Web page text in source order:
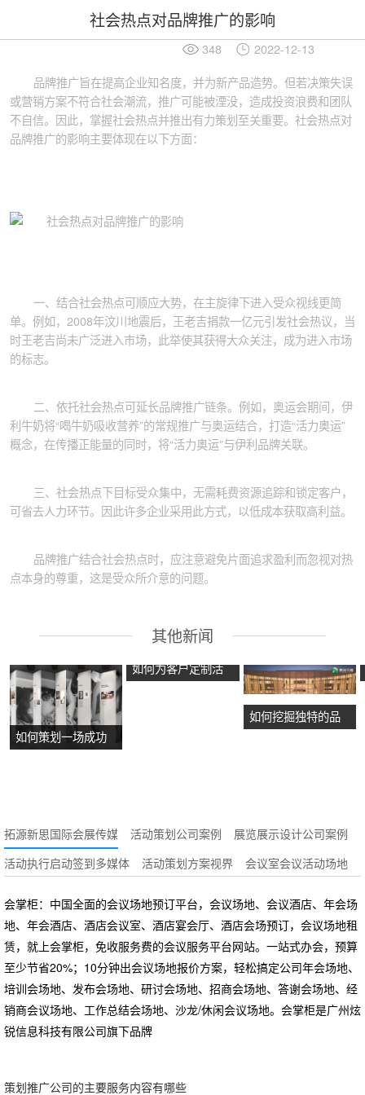
社会热点对品牌推广的影响
348 2022-12-13
品牌推广旨在提高企业知名度，并为新产品造势。但若决策失误
或营销方案不符合社会潮流，推广可能被湮没，造成投资浪费和团队
不自信。因此，掌握社会热点并推出有力策划至关重要。社会热点对
品牌推广的影响主要体现在以下方面：
一、结合社会热点可顺应大势，在主旋律下进入受众视线更简
单。例如，2008年汶川地震后，王老吉捐款一亿元引发社会热议，当
时王老吉尚未广泛进入市场，此举使其获得大众关注，成为进入市场
的标志。
二、依托社会热点可延长品牌推广链条。例如，奥运会期间，伊
利牛奶将“喝牛奶吸收营养”的常规推广与奥运结合，打造“活力奥运”
概念，在传播正能量的同时，将“活力奥运”与伊利品牌关联。
三、社会热点下目标受众集中，无需耗费资源追踪和锁定客户，
可省去人力环节。因此许多企业采用此方式，以低成本获取高利益。
品牌推广结合社会热点时，应注意避免片面追求盈利而忽视对热
点本身的尊重，这是受众所介意的问题。
其他新闻
如何策划一场成功
如何为客户定制活
如何挖掘独特的品
拓源新思国际会展传媒 活动策划公司案例
展览展示设计公司案例
活动执行启动签到多媒体
活动策划方案视界 会议室会议活动场地
会掌柜：中国全面的会议场地预订平台，会议场地、会议酒店、年会场
地、年会酒店、酒店会议室、酒店宴会厅、酒店会场预订，会议场地租
赁，就上会掌柜，免收服务费的会议服务平台网站。一站式办会，预算
至少节省20%；10分钟出会议场地报价方案，轻松搞定公司年会场地、
培训会场地、发布会场地、研讨会场地、招商会场地、答谢会场地、经
销商会议场地、工作总结会场地、沙龙/休闲会议场地。会掌柜是广州炫
锐信息科技有限公司旗下品牌
策划推广公司的主要服务内容有哪些